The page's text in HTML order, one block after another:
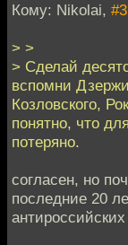
Кому: Nikolai,
> >
> Сделай
вспомни
Козловского,
понятно, что
потеряно.
согласен, но
последние 20